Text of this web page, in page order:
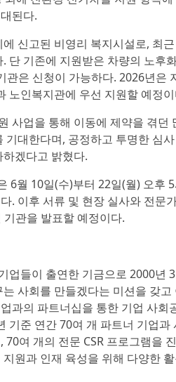
된다.
신고된 비영리 복지시설로, 최
단 기존에 지원받은 차량의 노후
관은 신청이 가능하다. 2026년은
노인복지관에 우선 지원할 예정
사업을 통해 이동에 제약을 겪
기대한다며, 공정하고 투명한 심
겠다고 밝혔다.
6월 10일(수)부터 22일(월) 오후
. 이후 서류 및 현장 실사와 전문
관을 발표할 예정이다.
업들이 출연한 기금으로 2000년
사회를 만들겠다는 미션을 갖
과의 파트너십을 통한 기업 사회
기준 연간 70여 개 파트너 기업과
70여 개의 전문 CSR 프로그램을
원과 인재 육성을 위해 다양한